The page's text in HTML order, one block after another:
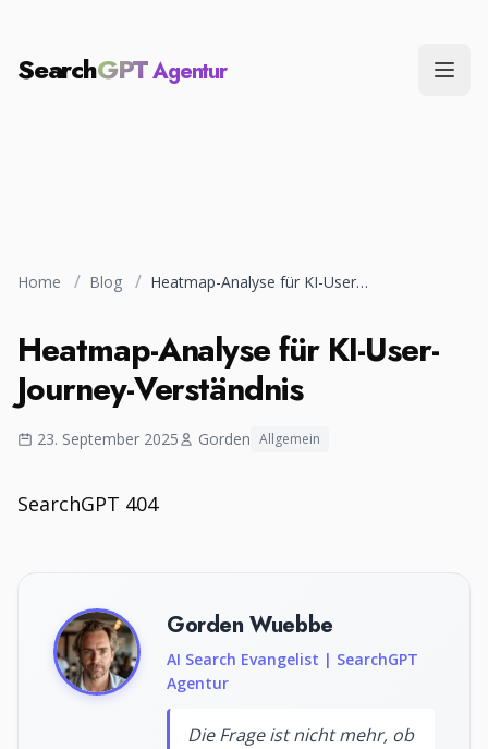
SearchGPTAgentur
Home / Blog / Heatmap-Analyse für KI-User-Journey-Verständnis
Heatmap-Analyse für KI-User-
Journey-Verständnis
23. September 2025 Gorden Allgemein
SearchGPT 404
Gorden Wuebbe
AI Search Evangelist | SearchGPT
Agentur
Die Frage ist nicht mehr, ob